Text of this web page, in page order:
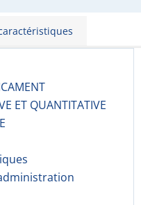
ET QUANTITATIVE